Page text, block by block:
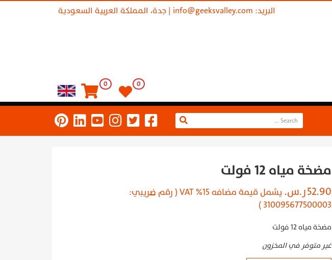
البريد: info@geeksvalley.com | جدة، المملكة العربية السعودية
0
0
مضخة مياه 12 فولت
52.90ر.س.
يشمل قيمة مضافه 15% VAT ( رقم ضريبي:
310095677500003 )
مضخة مياه 12 فولت
غير متوفر في المخزون